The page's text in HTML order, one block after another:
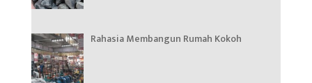
Rahasia Membangun Rumah Kokoh